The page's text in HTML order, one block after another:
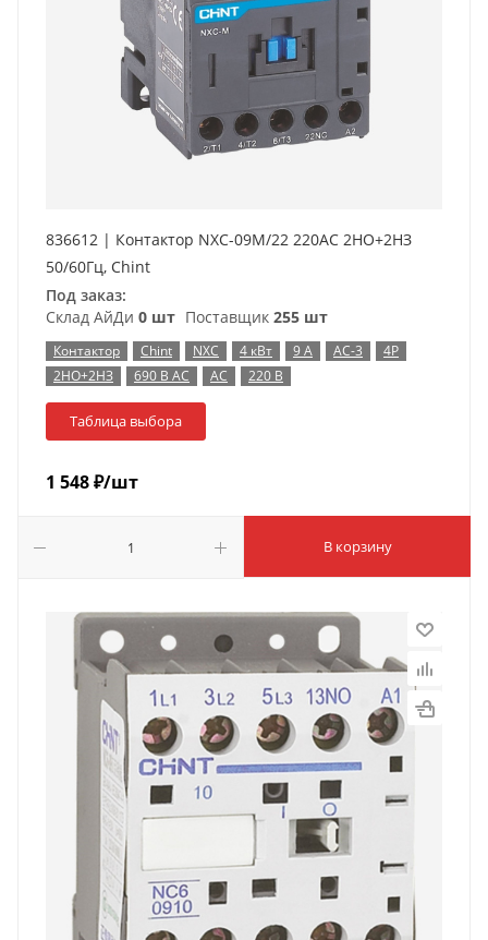
836612 | Контактор NXC-09M/22 220AC 2НО+2НЗ
50/60Гц, Chint
Под заказ:
Склад АйДи 0 шт Поставщик 255 шт
Контактор Chint NXC 4 кВт 9 А AC-3
4P
2НО+2НЗ
690 В AC AC 220 В
Таблица выбора
1 548₽/шт
В корзину